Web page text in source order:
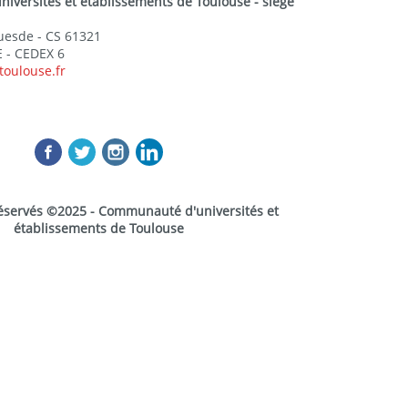
- CS 61321
- CEDEX 6
©2025 - Communauté d'universités et
établissements de Toulouse